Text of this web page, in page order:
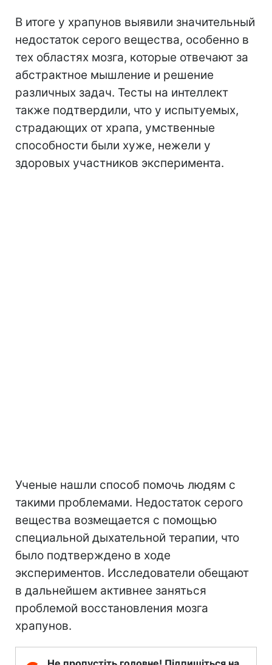
В итоге у храпунов выявили значительный
недостаток серого вещества, особенно в
тех областях мозга, которые отвечают за
абстрактное мышление и решение
различных задач. Тесты на интеллект
также подтвердили, что у испытуемых,
страдающих от храпа, умственные
способности были хуже, нежели у
здоровых участников эксперимента.
Ученые нашли способ помочь людям с
такими проблемами. Недостаток серого
вещества возмещается с помощью
специальной дыхательной терапии, что
было подтверждено в ходе
экспериментов. Исследователи обещают
в дальнейшем активнее заняться
проблемой восстановления мозга
храпунов.